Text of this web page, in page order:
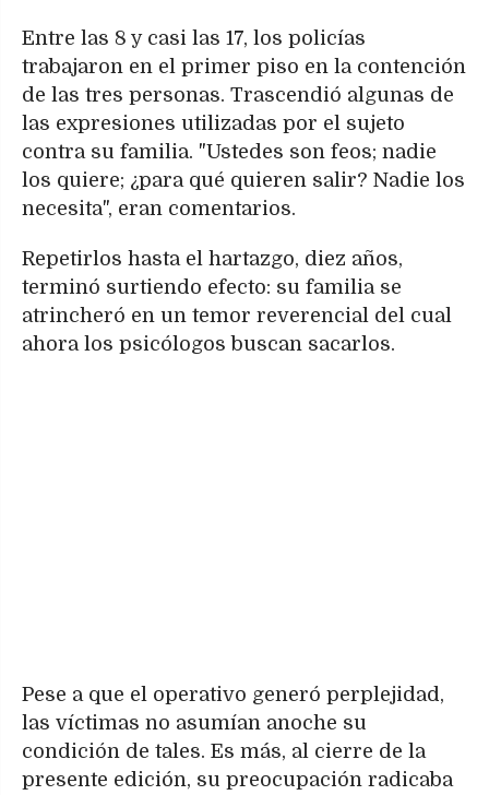
Entre las 8 y casi las 17, los policías
trabajaron en el primer piso en la contención
de las tres personas. Trascendió algunas de
las expresiones utilizadas por el sujeto
contra su familia. "Ustedes son feos; nadie
los quiere; ¿para qué quieren salir? Nadie los
necesita", eran comentarios.
Repetirlos hasta el hartazgo, diez años,
terminó surtiendo efecto: su familia se
atrincheró en un temor reverencial del cual
ahora los psicólogos buscan sacarlos.
Pese a que el operativo generó perplejidad,
las víctimas no asumían anoche su
condición de tales. Es más, al cierre de la
presente edición, su preocupación radicaba